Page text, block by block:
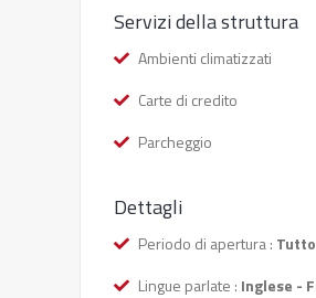
Servizi della struttura
Ambienti climatizzati
Carte di credito
Parcheggio
Dettagli
Periodo di apertura :
Lingue parlate : Inglese -